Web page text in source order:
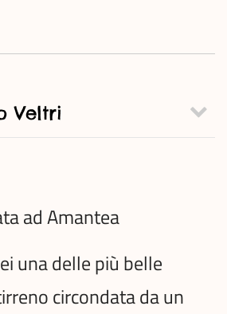
Veltri
ad Amantea
una delle più belle
circondata da un